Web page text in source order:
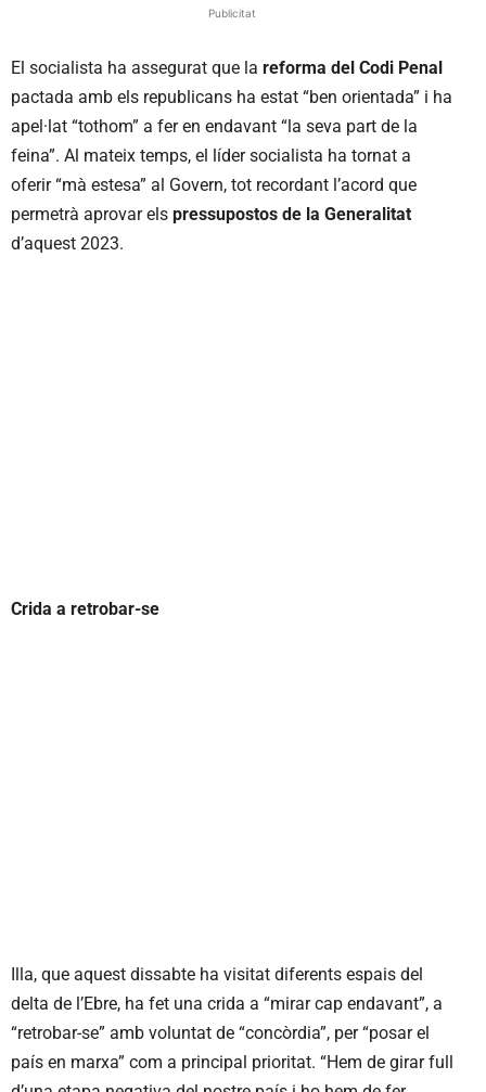
Publicitat
El socialista ha assegurat que la reforma del Codi Penal
pactada amb els republicans ha estat “ben orientada” i ha
apel·lat “tothom” a fer en endavant “la seva part de la
feina”. Al mateix temps, el líder socialista ha tornat a
oferir “mà estesa” al Govern, tot recordant l’acord que
permetrà aprovar els pressupostos de la Generalitat
d’aquest 2023.
Crida a retrobar-se
Illa, que aquest dissabte ha visitat diferents espais del
delta de l’Ebre, ha fet una crida a “mirar cap endavant”, a
“retrobar-se” amb voluntat de “concòrdia”, per “posar el
país en marxa” com a principal prioritat. “Hem de girar full